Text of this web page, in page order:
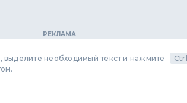
необходимый текст и нажмите